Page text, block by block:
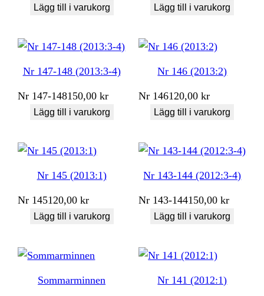
Lägg till i varukorg Lägg till i varukorg
Nr 147-148 (2013:3-4)
Nr 147-148150,00kr
Lägg till i varukorg
Nr 146 (2013:2)
Nr 146120,00kr
Lägg till i varukorg
Nr 145 (2013:1)
Nr 145120,00kr
Lägg till i varukorg
Nr 143-144 (2012:3-4)
Nr 143-144150,00kr
Lägg till i varukorg
Sommarminnen Nr 141 (2012:1)